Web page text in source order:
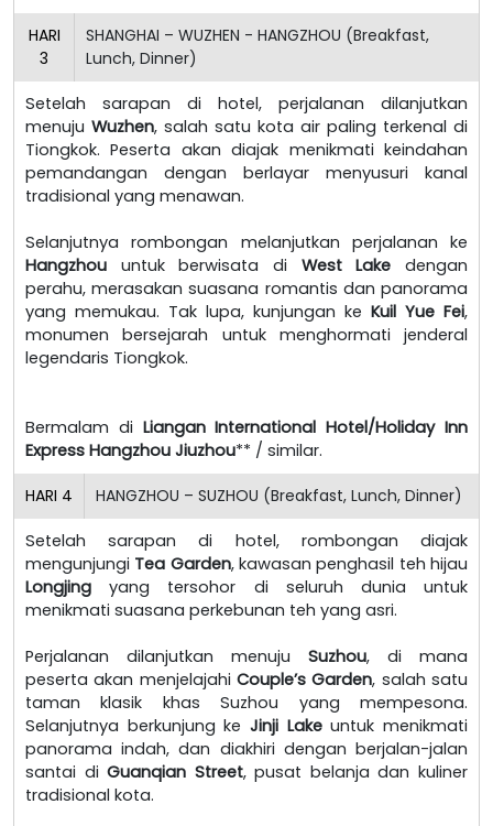
HARI
3
SHANGHAI – WUZHEN - HANGZHOU (Breakfast,
Lunch, Dinner)
Setelah sarapan di hotel, perjalanan dilanjutkan
menuju Wuzhen, salah satu kota air paling terkenal di
Tiongkok. Peserta akan diajak menikmati keindahan
pemandangan dengan berlayar menyusuri kanal
tradisional yang menawan.
Selanjutnya rombongan melanjutkan perjalanan ke
Hangzhou untuk berwisata di West Lake dengan
perahu, merasakan suasana romantis dan panorama
yang memukau. Tak lupa, kunjungan ke Kuil Yue Fei,
monumen bersejarah untuk menghormati jenderal
legendaris Tiongkok.
Bermalam di Liangan International Hotel/Holiday Inn
Express Hangzhou Jiuzhou** / similar.
HARI 4 HANGZHOU – SUZHOU (Breakfast, Lunch, Dinner)
Setelah sarapan di hotel, rombongan diajak
mengunjungi Tea Garden, kawasan penghasil teh hijau
Longjing yang tersohor di seluruh dunia untuk
menikmati suasana perkebunan teh yang asri.
Perjalanan dilanjutkan menuju Suzhou, di mana
peserta akan menjelajahi Couple’s Garden, salah satu
taman klasik khas Suzhou yang mempesona.
Selanjutnya berkunjung ke Jinji Lakeuntuk menikmati
panorama indah, dan diakhiri dengan berjalan-jalan
santai diGuanqian Street, pusat belanja dan kuliner
tradisional kota.